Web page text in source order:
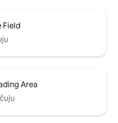
Field
Area